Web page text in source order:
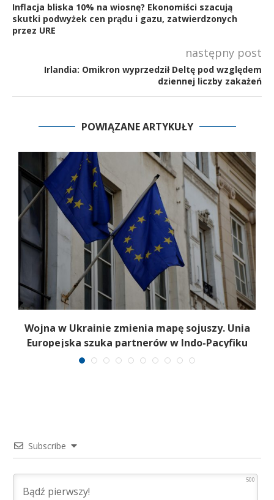
Inflacja bliska 10% na wiosnę? Ekonomiści szacują
skutki podwyżek cen prądu i gazu, zatwierdzonych
przez URE
następny post
Irlandia: Omikron wyprzedził Deltę pod względem
dziennej liczby zakażeń
POWIĄZANE ARTYKUŁY
Wojna w Ukrainie zmienia mapę sojuszy. Unia
Europejska szuka partnerów w Indo-Pacyfiku
Subscribe
500